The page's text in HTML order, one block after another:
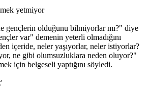
yetmiyor
gençlerin olduğunu bilmiyorlar mı?" diye
var" demenin yeterli olmadığını
içeride, neler yaşıyorlar, neler istiyorlar?
ne gibi olumsuzluklara neden oluyor?"
için belgeseli yaptığını söyledi.